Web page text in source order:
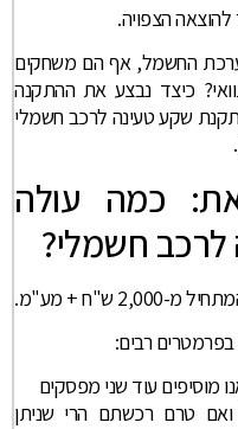
הצפויה.
החשמל, אף הם משחקים
כיצד נבצע את ההתקנה
שקע טעינה לרכב חשמלי
כמה עולה
חשמלי?
ש"ח + מע"מ.
בפרמטרים רבים:
מוסיפים עוד שני מפסקים
טרם רכשתם הרי שניתן